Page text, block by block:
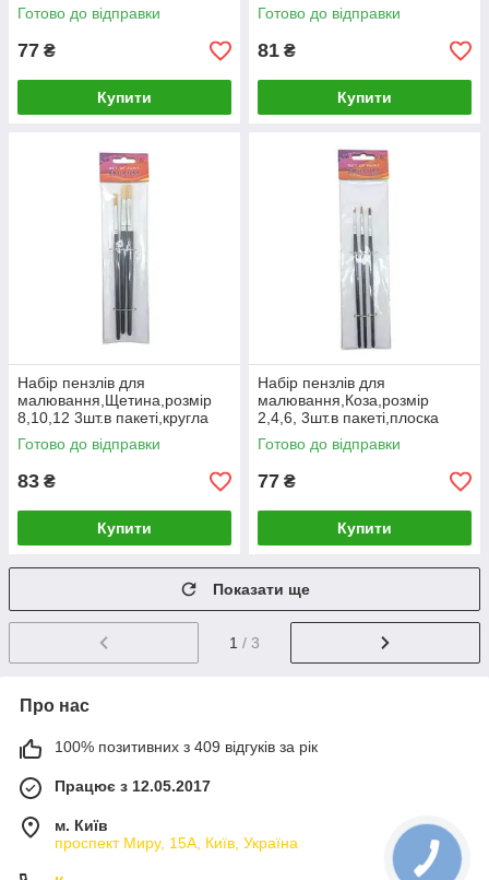
головка,деревʼяна ручка
[tsi281400-TSI]
Готово до відправки
77 ₴
Купити
головка,деревʼяна ручка
[tsi281401-TSI]
Готово до відправки
81 ₴
Купити
Набір пензлів для
малювання,Щетина,розмір
8,10,12 3шт.в пакеті,кругла
головка,деревʼяна р-ка
[tsi281403-TSI]
Готово до відправки
83 ₴
Купити
Набір пензлів для
малювання,Коза,розмір
2,4,6, 3шт.в пакеті,плоска
головка,деревʼяна ручка
[tsi281404-TSI]
Готово до відправки
77 ₴
Купити
Показати ще
1 / 3
Про нас
100% позитивних з 409 відгуків за рік
Працює з 12.05.2017
м. Київ
проспект Миру, 15А, Київ, Україна